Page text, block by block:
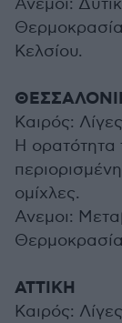
Ανεμοι:
Κελσίου.
Καιρός:
Η ορατότητα
ομίχλες.
Ανεμοι:
ΑΤΤΙΚΗ
Καιρός: